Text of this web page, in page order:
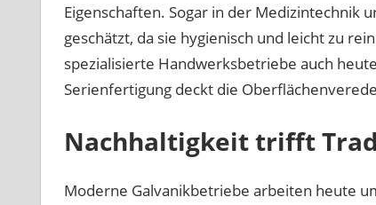
Eigenschaften. Sogar in der
geschätzt, da sie hygienisch und leicht zu
spezialisierte Handwerksbetriebe auch
Serienfertigung deckt die
Nachhaltigkeit trifft
Moderne Galvanikbetriebe arbeiten heute